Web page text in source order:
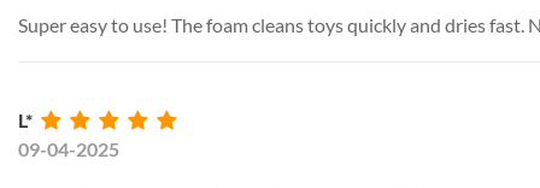
Super easy to use! The foam cleans toys quickly and dries
L*
09-04-2025